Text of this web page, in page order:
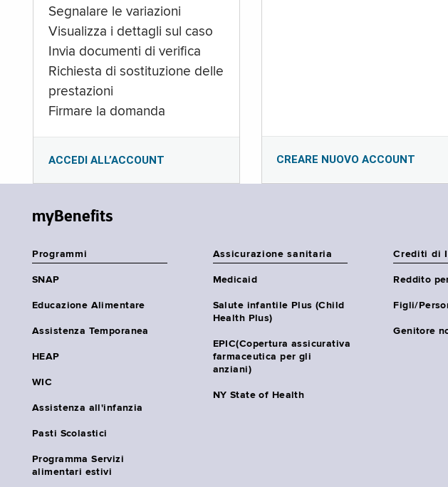
Segnalare le variazioni
Visualizza i dettagli sul caso
Invia documenti di verifica
Richiesta di sostituzione delle
prestazioni
Firmare la domanda
ACCEDI ALL’ACCOUNT CREARE NUOVO ACCOUNT
myBenefits
Programmi
SNAP
Educazione Alimentare
Assistenza Temporanea
HEAP
WIC
Assistenza all'infanzia
Pasti Scolastici
Programma Servizi
alimentari estivi
Assicurazione sanitaria
Medicaid
Salute infantile Plus (Child
Health Plus)
EPIC(Copertura assicurativa
farmaceutica per gli
anziani)
NY State of Health
Crediti di
Reddito
Figli/
Genitore